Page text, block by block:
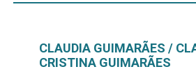
CLAUDIA GUIMARÃES /
CRISTINA GUIMARÃES